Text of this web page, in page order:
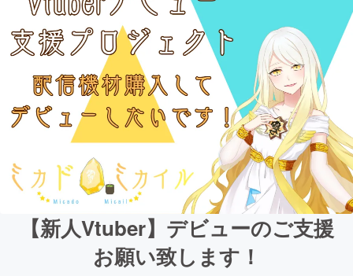
【新人Vtuber】デビューのご支援
お願い致します！